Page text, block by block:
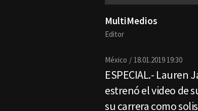
MultiMedios
Editor
México 18.01.2019 19:30
ESPECIAL.- Lauren
estrenó el video de
su carrera como